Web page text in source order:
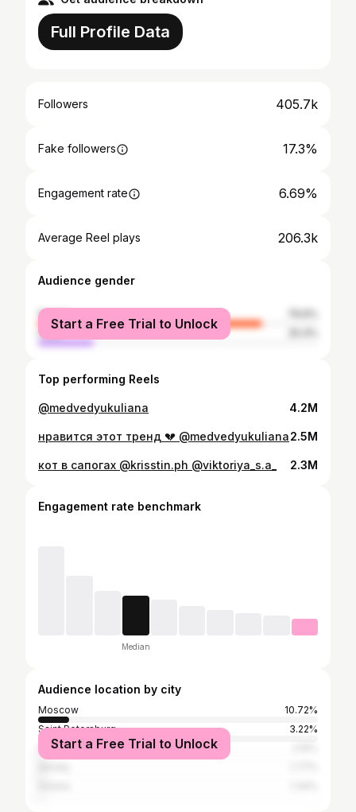
Full Profile Data
Followers 405.7k
Fake followers 17.3%
Engagement rate 6.69%
Average Reel plays 206.3k
Audience gender
female
male
Start a Free Trial to Unlock
Top performing Reels
@medvedyukuliana 4.2M
нравится этот тренд 💔 @medvedyukuliana2.5M
кот в сапогах @krisstin.ph @viktoriya_s.a_ 2.3M
Engagement rate benchmark
Median
Audience location by city
Moscow
10.72%
Saint Petersburg
3.22%
KyivStart a Free Trial to Unlock